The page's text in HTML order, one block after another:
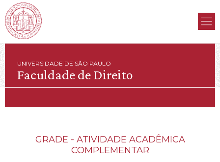
UNIVERSIDADE DE SÃO PAULO
Faculdade de Direito
GRADE - ATIVIDADE ACADÊMICA
COMPLEMENTAR